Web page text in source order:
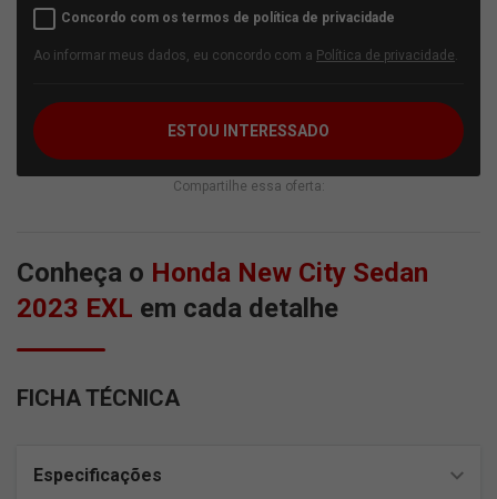
Concordo com os termos de política de privacidade
Ao informar meus dados, eu concordo com a Política de privacidade
ESTOU INTERESSADO
Compartilhe essa oferta:
Conheça o Honda New City Sedan
2023 EXL em cada detalhe
FICHA TÉCNICA
Especificações